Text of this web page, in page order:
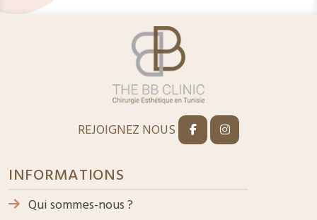
REJOIGNEZ NOUS
INFORMATIONS
Qui sommes-nous ?